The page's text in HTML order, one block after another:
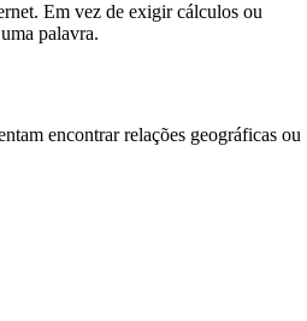
Em vez de exigir cálculos ou
palavra.
encontrar relações geográficas ou